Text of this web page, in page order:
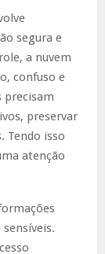
segura e
a nuvem
confuso e
precisam
preservar
Tendo isso
atenção